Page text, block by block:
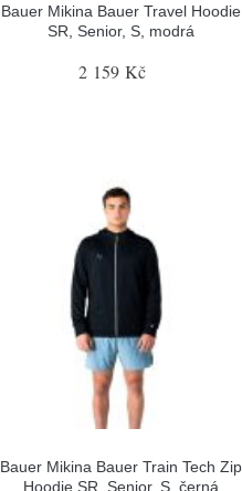
Bauer Mikina Bauer Travel Hoodie
SR, Senior, S, modrá
2 159 Kč
Bauer Mikina Bauer Train Tech Zip
Hoodie SR, Senior, S, černá